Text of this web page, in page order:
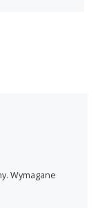
Wymagane